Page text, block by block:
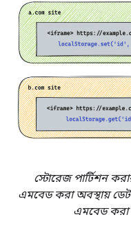
স্টোরেজ পার্টিশন
এমবেড করা অবস্থায়
এমবেড করা